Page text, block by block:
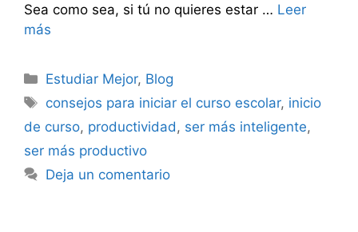
Sea como sea, si tú no quieres estar … Leer
más
Categorías
Estudiar Mejor, Blog
Etiquetas
consejos para iniciar el curso escolar, inicio
de curso, productividad , ser más inteligente,
ser más productivo
Deja un comentario